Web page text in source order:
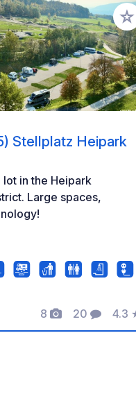
Stellplatz Heipark
in the Heipark
Large spaces,
8
Foto
20
Commenti
4.3